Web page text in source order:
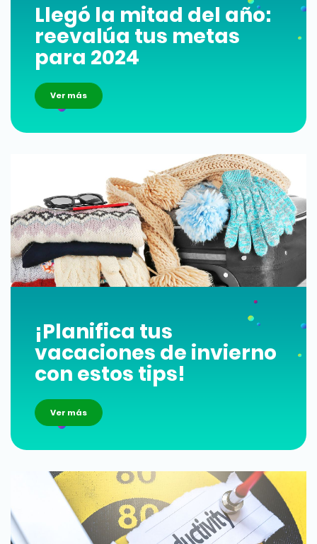
Llegó la mitad del año:
reevalúa tus metas
para 2024
Ver más
¡Planifica tus
vacaciones de invierno
con estos tips!
Ver más